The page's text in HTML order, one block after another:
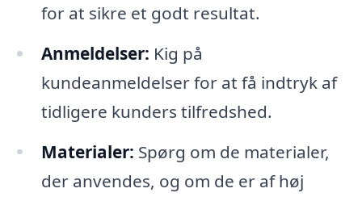
for at sikre et godt resultat.
Anmeldelser: Kig på
kundeanmeldelser for at få indtryk af
tidligere kunders tilfredshed.
Materialer: Spørg om de materialer,
der anvendes, og om de er af høj